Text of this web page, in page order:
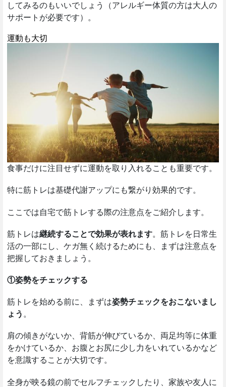
してみるのもいいでしょう（アレルギー体質の方は大人の
サポートが必要です）。
運動も大切
食事だけに注目せずに運動を取り入れることも重要です。
特に筋トレは基礎代謝アップにも繋がり効果的です。
ここでは自宅で筋トレする際の注意点をご紹介します。
筋トレは継続することで効果が表れます。筋トレを日常生
活の一部にし、ケガ無く続けるためにも、まずは注意点を
把握しておきましょう。
①姿勢をチェックする
筋トレを始める前に、まずは姿勢チェックをおこないまし
ょう 。
肩の傾きがないか、背筋が伸びているか、両足均等に体重
をかけているか、お腹とお尻に少し力をいれているかなど
を意識することが大切です。
全身が映る鏡の前でセルフチェックしたり、家族や友人に